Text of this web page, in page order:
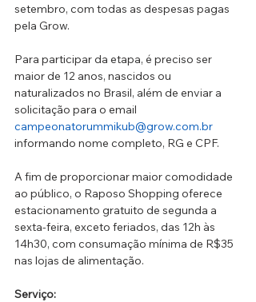
setembro, com todas as despesas pagas
pela Grow.
Para participar da etapa, é preciso ser
maior de 12 anos, nascidos ou
naturalizados no Brasil, além de enviar a
solicitação para o email
campeonatorummikub@grow.com.br
informando nome completo, RG e CPF.
A fim de proporcionar maior comodidade
ao público, o Raposo Shopping oferece
estacionamento gratuito de segunda a
sexta-feira, exceto feriados, das 12h às
14h30, com consumação mínima de R$35
nas lojas de alimentação.
Serviço: